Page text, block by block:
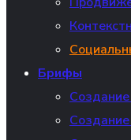
Брифы
Создание